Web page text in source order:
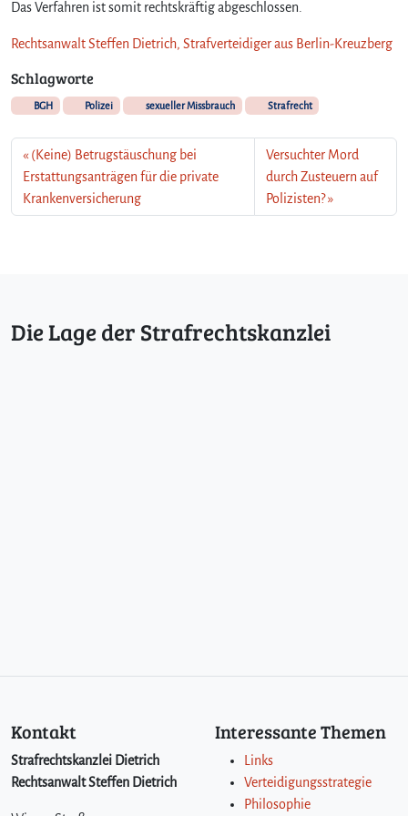
Das Verfahren ist somit rechtskräftig abgeschlossen.
Rechtsanwalt Steffen Dietrich, Strafverteidiger aus Berlin-Kreuzberg
Schlagworte
BGH Polizei sexueller Missbrauch Strafrecht
(Keine) Betrugstäuschung bei
Erstattungsanträgen für die private
Krankenversicherung
Versuchter Mord
durch Zusteuern auf
Polizisten?
Die Lage der Strafrechtskanzlei
Kontakt
Strafrechtskanzlei Dietrich
Rechtsanwalt Steffen Dietrich
Interessante Themen
Links
Verteidigungsstrategie
Philosophie